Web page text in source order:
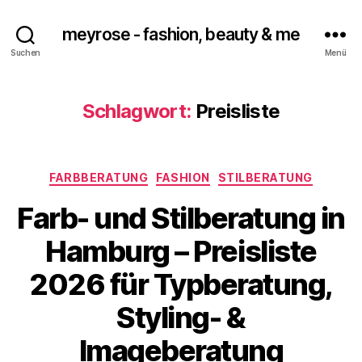
Suchen
meyrose - fashion, beauty & me
Menü
Schlagwort: Preisliste
Kategorien
FARBBERATUNG FASHION STILBERATUNG
Farb- und Stilberatung in
Hamburg – Preisliste
2026 für Typberatung,
Styling- &
Imageberatung